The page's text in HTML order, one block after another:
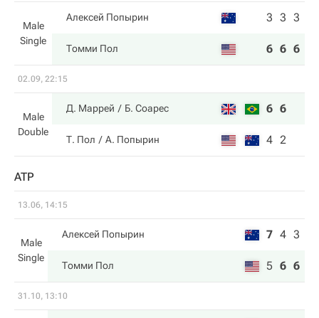
Male
Single
Алексей Попырин 3 3 3
Томми Пол 6 6 6
02.09, 22:15
Male
Double
Д. Маррей Б. Соарес 6 6
Т. Пол А. Попырин 4 2
ATP
13.06, 14:15
Male
Single
Алексей Попырин 7 4 3
Томми Пол 5 6 6
31.10, 13:10